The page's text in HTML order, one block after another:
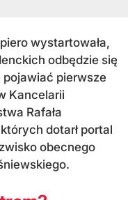
wystartowała,
odbędzie się
pojawiać pierwsze
Kancelarii
Rafała
dotarł portal
obecnego